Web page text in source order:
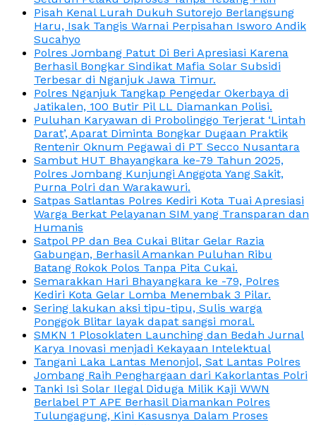
Pisah Kenal Lurah Dukuh Sutorejo Berlangsung
Haru, Isak Tangis Warnai Perpisahan Isworo Andik
Sucahyo
Polres Jombang Patut Di Beri Apresiasi Karena
Berhasil Bongkar Sindikat Mafia Solar Subsidi
Terbesar di Nganjuk Jawa Timur.
Polres Nganjuk Tangkap Pengedar Okerbaya di
Jatikalen, 100 Butir Pil LL Diamankan Polisi.
Puluhan Karyawan di Probolinggo Terjerat ‘Lintah
Darat’, Aparat Diminta Bongkar Dugaan Praktik
Rentenir Oknum Pegawai di PT Secco Nusantara
Sambut HUT Bhayangkara ke-79 Tahun 2025,
Polres Jombang Kunjungi Anggota Yang Sakit,
Purna Polri dan Warakawuri.
Satpas Satlantas Polres Kediri Kota Tuai Apresiasi
Warga Berkat Pelayanan SIM yang Transparan dan
Humanis
Satpol PP dan Bea Cukai Blitar Gelar Razia
Gabungan, Berhasil Amankan Puluhan Ribu
Batang Rokok Polos Tanpa Pita Cukai.
Semarakkan Hari Bhayangkara ke -79, Polres
Kediri Kota Gelar Lomba Menembak 3 Pilar.
Sering lakukan aksi tipu-tipu, Sulis warga
Ponggok Blitar layak dapat sangsi moral.
SMKN 1 Plosoklaten Launching dan Bedah Jurnal
Karya Inovasi menjadi Kekayaan Intelektual
Tangani Laka Lantas Menonjol, Sat Lantas Polres
Jombang Raih Penghargaan dari Kakorlantas Polri
Tanki Isi Solar Ilegal Diduga Milik Kaji WWN
Berlabel PT APE Berhasil Diamankan Polres
Tulungagung, Kini Kasusnya Dalam Proses